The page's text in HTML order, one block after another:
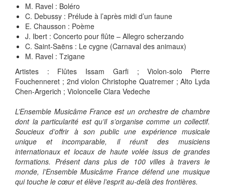
M. Ravel : Boléro
C. Debussy : Prélude à l’après midi d’un faune
E. Chausson : Poème
J. Ibert : Concerto pour flûte – Allegro scherzando
C. Saint-Saëns : Le cygne (Carnaval des animaux)
M. Ravel : Tzigane
Artistes : Flûtes Issam Garfi ; Violon-solo Pierre
Fouchenneret ; 2nd violon Christophe Quatremer ; Alto Lyda
Chen-Argerich ; Violoncelle Clara Vedeche
L’Ensemble Musicâme France est un orchestre de chambre
dont la particularité est qu’il s’organise comme un collectif.
Soucieux d’offrir à son public une expérience musicale
unique et incomparable, il réunit des musiciens
internationaux et locaux de haute volée issus de grandes
formations. Présent dans plus de 100 villes à travers le
monde, l’Ensemble Musicâme France défend une musique
qui touche le cœur et élève l’esprit au-delà des frontières.